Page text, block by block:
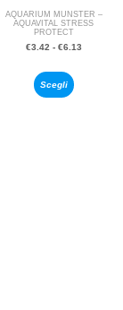
AQUARIUM MUNSTER –
AQUAVITAL STRESS
PROTECT
€3.42 - €6.13
Scegli